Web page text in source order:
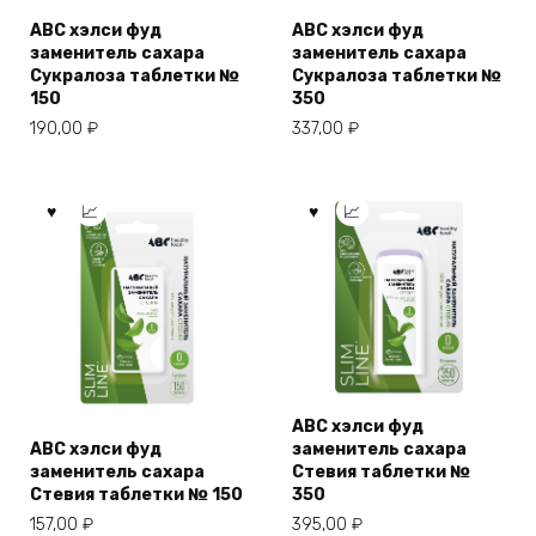
АВС хэлси фуд
заменитель сахара
Сукралоза таблетки №
150
190,00 ₽
АВС хэлси фуд
заменитель сахара
Сукралоза таблетки №
350
337,00 ₽
АВС хэлси фуд
заменитель сахара
Стевия таблетки № 150
157,00 ₽
АВС хэлси фуд
заменитель сахара
Стевия таблетки №
350
395,00 ₽